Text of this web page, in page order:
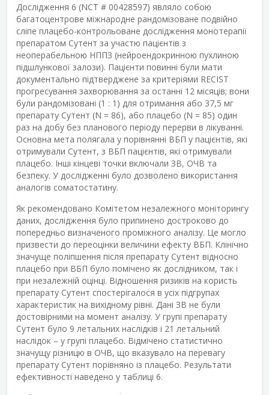
Дослідження 6 (NCT # 00428597) являло собою
багатоцентрове міжнародне рандомізоване подвійно
сліпе плацебо-контрольоване дослідження монотерапії
препаратом Сутент за участю пацієнтів з
неоперабельною НППЗ (нейроендокринною пухлиною
підшлункової залози). Пацієнти повинні були мати
документально підтверджене за критеріями RECIST
прогресування захворювання за останні 12 місяців; вони
були рандомізовані (1 : 1) для отримання або 37,5 мг
препарату Сутент (N = 86), або плацебо (N = 85) один
раз на добу без планового періоду перерви в лікуванні.
Основна мета полягала у порівнянні ВБП у пацієнтів, які
отримували Сутент, з ВБП пацієнтів, які отримували
плацебо. Інші кінцеві точки включали ЗВ, ОЧВ та
безпеку. У дослідженні було дозволено використання
аналогів соматостатину.
Як рекомендовано Комітетом незалежного моніторингу
даних, дослідження було припинено достроково до
попередньо визначеного проміжного аналізу. Це могло
призвести до переоцінки величини ефекту ВБП. Клінічно
значуще поліпшення після препарату Сутент відносно
плацебо при ВБП було помічено як дослідником, так і
при незалежній оцінці. Відношення ризиків на користь
препарату Сутент спостерігалося в усіх підгрупах
характеристик на вихідному рівні. Дані ЗВ не були
достовірними на момент аналізу. У групі препарату
Сутент було 9 летальних наслідків і 21 летальний
наслідок – у групі плацебо. Відмічено статистично
значущу різницю в ОЧВ, що вказувало на перевагу
препарату Сутент порівняно із плацебо. Результати
ефективності наведено у таблиці 6.